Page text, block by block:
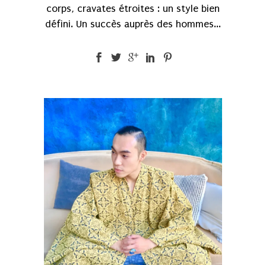
corps, cravates étroites : un style bien
défini. Un succès auprès des hommes...